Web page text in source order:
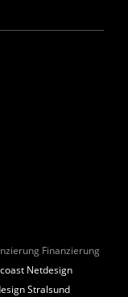
Finanzierung
Netdesign
Stralsund